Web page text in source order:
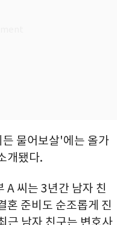
물어보살'에는 올가
개됐다.
A 씨는 3년간 남자 친
혼 준비도 순조롭게 진